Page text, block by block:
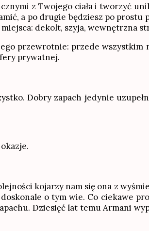
z Twojego ciała i tworzyć
a po drugie będziesz po prostu
dekolt, szyja, wewnętrzna
przewrotnie: przede
prywatnej.
Dobry zapach jedynie
kojarzy nam się ona z
o tym wie. Co ciekawe
Dziesięć lat temu Armani